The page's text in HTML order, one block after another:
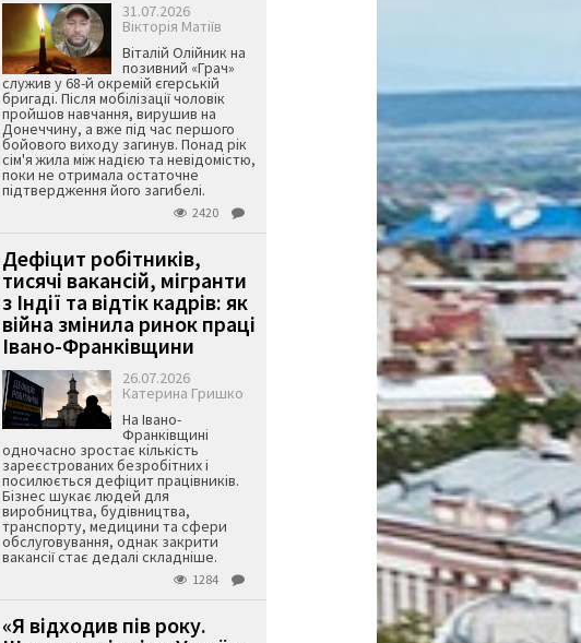
31.07.2026
Вікторія Матіїв
Віталій Олійник на
позивний «Грач»
служив у 68-й окремій єгерській
бригаді. Після мобілізації чоловік
пройшов навчання, вирушив на
Донеччину, а вже під час першого
бойового виходу загинув. Понад рік
сім'я жила між надією та невідомістю,
поки не отримала остаточне
підтвердження його загибелі.
2420
Дефіцит робітників,
тисячі вакансій, мігранти
з Індії та відтік кадрів: як
війна змінила ринок праці
Івано-Франківщини
26.07.2026
Катерина Гришко
На Івано-
Франківщині
одночасно зростає кількість
зареєстрованих безробітних і
посилюється дефіцит працівників.
Бізнес шукає людей для
виробництва, будівництва,
транспорту, медицини та сфери
обслуговування, однак закрити
вакансії стає дедалі складніше.
1284
«Я відходив пів року.